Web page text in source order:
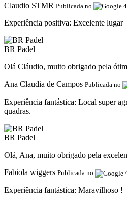
Claudio STMR Publicada no
Experiência positiva: Excelente lugar
BR Padel
Olá Cláudio, muito obrigado pela
Ana Claudia de Campos Publicada no
Experiência fantástica: Local super
quadras.
BR Padel
Olá, Ana, muito obrigado pela
Fabiola wiggers Publicada no
Experiência fantástica: Maravilhoso !